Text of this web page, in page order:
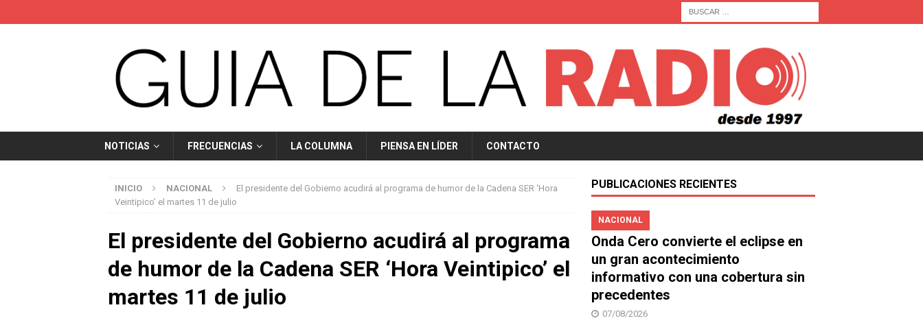
NOTICIAS FRECUENCIAS LA COLUMNA PIENSA EN LÍDER CONTACTO
INICIO NACIONAL
El presidente del Gobierno acudirá al programa de humor de la Cadena SER ‘Hora
Veintipico’ el martes 11 de julio
El presidente del Gobierno acudirá al programa
de humor de la Cadena SER ‘Hora Veintipico’ el
martes 11 de julio
PUBLICACIONES RECIENTES
NACIONAL
Onda Cero convierte el eclipse en
un gran acontecimiento
informativo con una cobertura sin
precedentes
07/08/2026